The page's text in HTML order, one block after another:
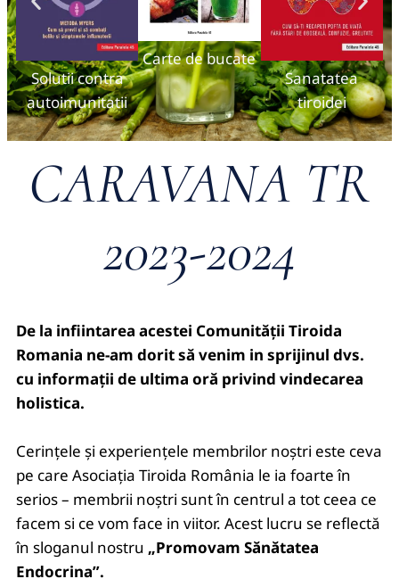
Solutii contra
autoimunitatii
Carte de bucate
Sanatatea
tiroidei
CARAVANA TR
2023-2024
De la infiintarea acestei Comunității Tiroida
Romania ne-am dorit să venim in sprijinul dvs.
cu informații de ultima oră privind vindecarea
holistica.
Cerințele și experiențele membrilor noștri este ceva
pe care Asociația Tiroida România le ia foarte în
serios – membrii noștri sunt în centrul a tot ceea ce
facem si ce vom face in viitor. Acest lucru se reflectă
în sloganul nostru „Promovam Sănătatea
Endocrina”.